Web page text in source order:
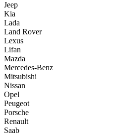
Jeep
Kia
Lada
Land Rover
Lexus
Lifan
Mazda
Mercedes-Benz
Mitsubishi
Nissan
Opel
Peugeot
Porsche
Renault
Saab